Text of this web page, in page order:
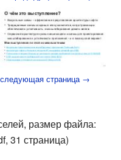
следующая страница →
размер файла:
, 31 страница)